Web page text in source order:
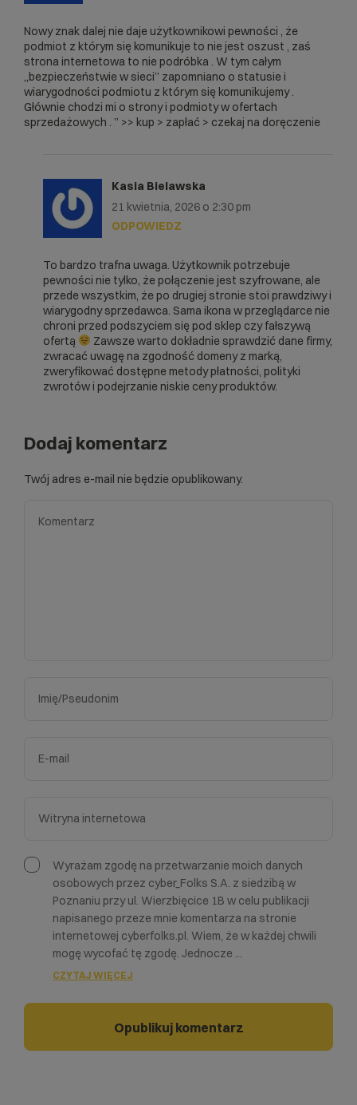
Nowy znak dalej nie daje użytkownikowi pewności , że
podmiot z którym się komunikuje to nie jest oszust , zaś
strona internetowa to nie podróbka . W tym całym
„bezpieczeństwie w sieci” zapomniano o statusie i
wiarygodności podmiotu z którym się komunikujemy .
Głównie chodzi mi o strony i podmioty w ofertach
sprzedażowych . ” >> kup > zapłać > czekaj na doręczenie
Kasia Bielawska
21 kwietnia, 2026 o 2:30 pm
To bardzo trafna uwaga. Użytkownik potrzebuje
pewności nie tylko, że połączenie jest szyfrowane, ale
przede wszystkim, że po drugiej stronie stoi prawdziwy i
wiarygodny sprzedawca. Sama ikona w przeglądarce nie
chroni przed podszyciem się pod sklep czy fałszywą
ofertą
Zawsze warto dokładnie sprawdzić dane firmy,
zwracać uwagę na zgodność domeny z marką,
zweryfikować dostępne metody płatności, polityki
zwrotów i podejrzanie niskie ceny produktów.
ODPOWIEDZ
Dodaj komentarz
Twój adres e-mail nie będzie opublikowany.
Wyrażam zgodę na przetwarzanie moich danych
osobowych przez cyber_Folks S.A. z siedzibą w
Poznaniu przy ul. Wierzbięcice 1B w celu publikacji
napisanego przeze mnie komentarza na stronie
internetowej cyberfolks.pl. Wiem, że w każdej chwili
mogę wycofać tę zgodę. Jednocze ...
CZYTAJ WIĘCEJ